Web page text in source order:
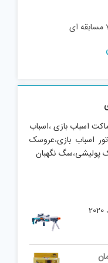
اسباب بازی،اسباب
اسباب بازی،عروسک
پولیشی،سگ نگهبان